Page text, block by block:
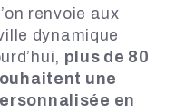
renvoie aux
dynamique
plus de 80
une
en